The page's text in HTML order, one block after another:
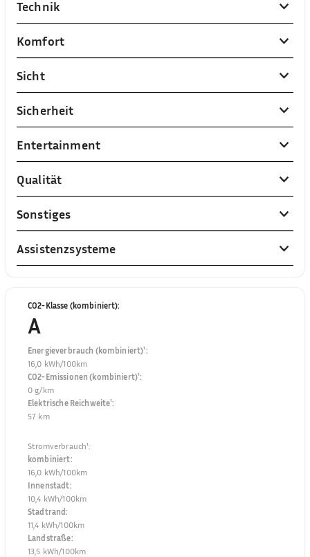
Technik
Komfort
Sicht
Sicherheit
Entertainment
Qualität
Sonstiges
Assistenzsysteme
CO2-Klasse (kombiniert):
A
Energieverbrauch (kombiniert)¹:
16,0 kWh/100km
CO2-Emissionen (kombiniert)¹:
0 g/km
Elektrische Reichweite¹:
57 km
Stromverbrauch¹:
kombiniert:
16,0 kWh/100km
Innenstadt:
10,4 kWh/100km
Stadtrand:
11,4 kWh/100km
Landstraße:
13,5 kWh/100km